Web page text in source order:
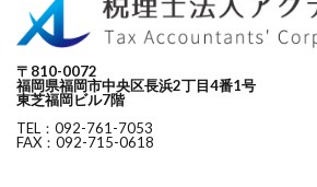
〒810-0072
福岡県福岡市中央区長浜2丁目4番1号
東芝福岡ビル7階
TEL：092-761-7053
FAX：092-715-0618